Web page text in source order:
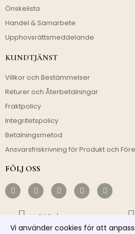
Önskelista
Handel & Samarbete
Upphovsrättsmeddelande
KUNDTJÄNST
Villkor och Bestämmelser
Returer och Återbetalningar
Fraktpolicy
Integritetspolicy
Betalningsmetod
Ansvarsfriskrivning för Produkt och
FÖLJ OSS
Fri Frakt
Vi använder cookies för att